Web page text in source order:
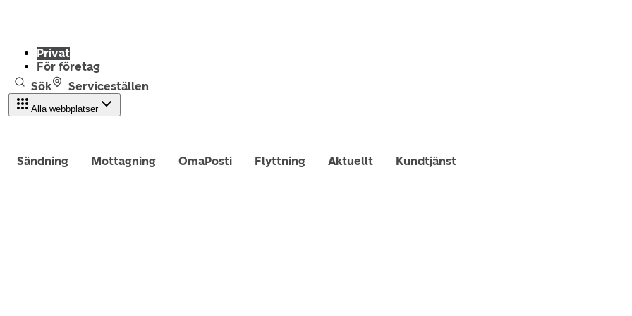
Privat
För företag
Sök
Serviceställen
Alla webbplatser
Sändning Mottagning OmaPosti Flyttning Aktuellt Kundtjänst